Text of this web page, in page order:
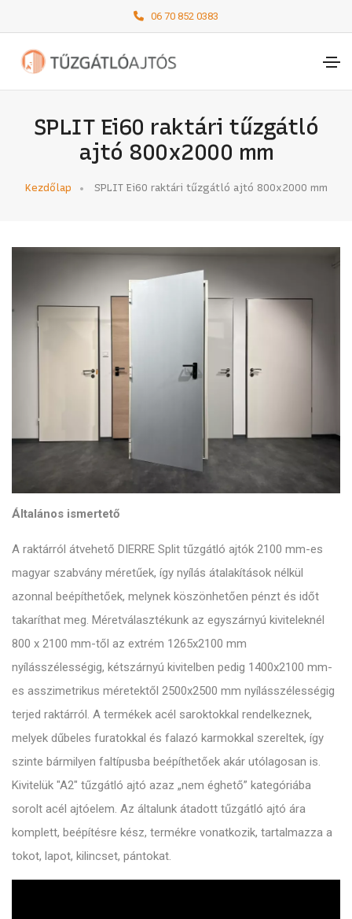
06 70 852 0383
SPLIT Ei60 raktári tűzgátló
ajtó 800x2000 mm
Kezdőlap SPLIT Ei60 raktári tűzgátló ajtó 800x2000 mm
Általános ismertető
A raktárról átvehető DIERRE Split tűzgátló ajtók 2100 mm-es
magyar szabvány méretűek, így nyílás átalakítások nélkül
azonnal beépíthetőek, melynek köszönhetően pénzt és időt
takaríthat meg. Méretválasztékunk az egyszárnyú kiviteleknél
800 x 2100 mm-től az extrém 1265x2100 mm
nyílásszélességig, kétszárnyú kivitelben pedig 1400x2100 mm-
es asszimetrikus méretektől 2500x2500 mm nyílásszélességig
terjed raktárról. A termékek acél saroktokkal rendelkeznek,
melyek dűbeles furatokkal és falazó karmokkal szereltek, így
szinte bármilyen faltípusba beépíthetőek akár utólagosan is.
Kivitelük "A2" tűzgátló ajtó azaz „nem éghető” kategóriába
sorolt acél ajtóelem. Az általunk átadott tűzgátló ajtó ára
komplett, beépítésre kész, termékre vonatkozik, tartalmazza a
tokot, lapot, kilincset, pántokat.